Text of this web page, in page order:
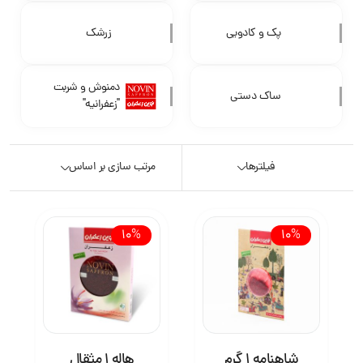
پک و کادویی زرشک
ساک دستی
دمنوش و شربت
"زعفرانیه"
فیلترها مرتب سازی بر اساس
10%
10%